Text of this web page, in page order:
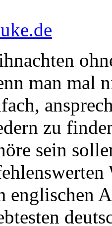
man mal
zu
sein
englischen